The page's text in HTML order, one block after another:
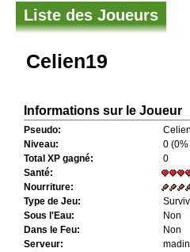
Liste des Joueurs
Celien19
Informations sur le Joueur
Pseudo:
Niveau:
0
Total XP gagné:
0
Santé:
Nourriture:
Type de Jeu:
Sous l'Eau:
Non
Dans le Feu:
Non
Serveur: